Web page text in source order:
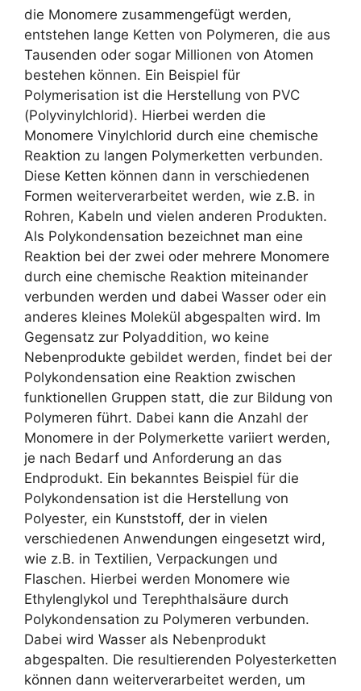
die Monomere zusammengefügt werden,
entstehen lange Ketten von Polymeren, die aus
Tausenden oder sogar Millionen von Atomen
bestehen können. Ein Beispiel für
Polymerisation ist die Herstellung von PVC
(Polyvinylchlorid). Hierbei werden die
Monomere Vinylchlorid durch eine chemische
Reaktion zu langen Polymerketten verbunden.
Diese Ketten können dann in verschiedenen
Formen weiterverarbeitet werden, wie z.B. in
Rohren, Kabeln und vielen anderen Produkten.
Als Polykondensation bezeichnet man eine
Reaktion bei der zwei oder mehrere Monomere
durch eine chemische Reaktion miteinander
verbunden werden und dabei Wasser oder ein
anderes kleines Molekül abgespalten wird. Im
Gegensatz zur Polyaddition, wo keine
Nebenprodukte gebildet werden, findet bei der
Polykondensation eine Reaktion zwischen
funktionellen Gruppen statt, die zur Bildung von
Polymeren führt. Dabei kann die Anzahl der
Monomere in der Polymerkette variiert werden,
je nach Bedarf und Anforderung an das
Endprodukt. Ein bekanntes Beispiel für die
Polykondensation ist die Herstellung von
Polyester, ein Kunststoff, der in vielen
verschiedenen Anwendungen eingesetzt wird,
wie z.B. in Textilien, Verpackungen und
Flaschen. Hierbei werden Monomere wie
Ethylenglykol und Terephthalsäure durch
Polykondensation zu Polymeren verbunden.
Dabei wird Wasser als Nebenprodukt
abgespalten. Die resultierenden Polyesterketten
können dann weiterverarbeitet werden, um